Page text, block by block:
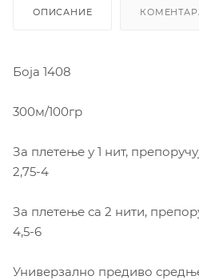
ОПИСАНИЕ
Боја 1408
300м/100гр
За плетење у 1 нит,
2,75-4
За плетење са 2 нити,
4,5-6
Универзално предиво